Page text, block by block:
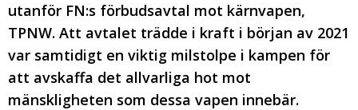
utanför FN:s förbudsavtal mot kärnvapen,
TPNW. Att avtalet trädde i kraft i början av 2021
var samtidigt en viktig milstolpe i kampen för
att avskaffa det allvarliga hot mot
mänskligheten som dessa vapen innebär.